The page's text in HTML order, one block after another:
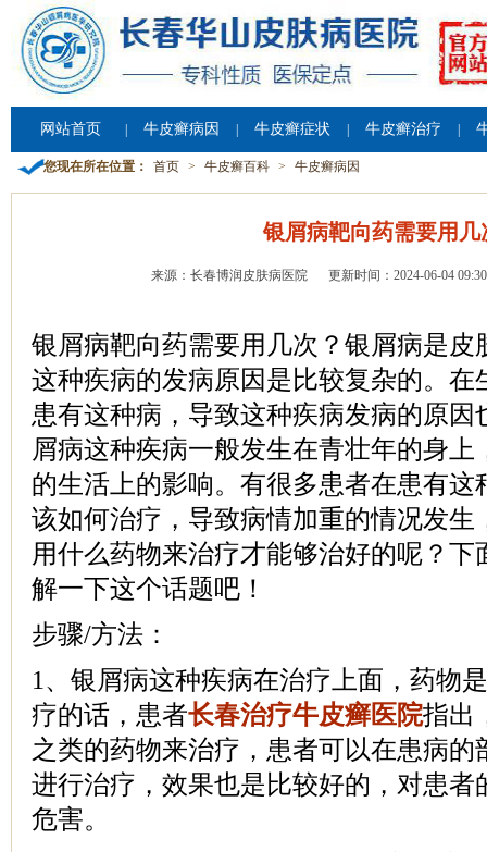
网站首页 牛皮癣病因 牛皮癣症状 牛皮癣治疗
您现在所在位置： 首页 > 牛皮癣百科 > 牛皮癣病因
银屑病靶向药需要用几
来源：长春博润皮肤病医院 更新时间：2024-06-04
银屑病靶向药需要用几次？银屑病是皮
这种疾病的发病原因是比较复杂的。在
患有这种病，导致这种疾病发病的原因
屑病这种疾病一般发生在青壮年的身上
的生活上的影响。有很多患者在患有这
该如何治疗，导致病情加重的情况发生
用什么药物来治疗才能够治好的呢？下
解一下这个话题吧！
步骤/方法：
1、银屑病这种疾病在治疗上面，药物
疗的话，患者长春治疗牛皮癣医院指出
之类的药物来治疗，患者可以在患病的
进行治疗，效果也是比较好的，对患者
危害。